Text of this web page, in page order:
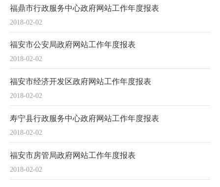
2018-02-02
福鼎市行政服务中心政府网站工作年度报表
2018-02-02
福安市公安局政府网站工作年度报表
2018-02-02
福安市经济开发区政府网站工作年度报表
2018-02-02
寿宁县行政服务中心政府网站工作年度报表
2018-02-02
福安市房管局政府网站工作年度报表